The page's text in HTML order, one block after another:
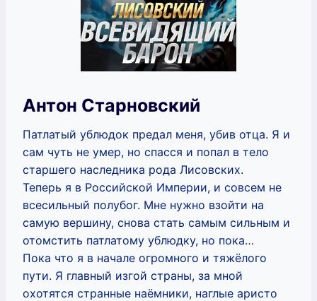
Антон Старновский
Патлатый ублюдок предал меня, убив отца. Я и
сам чуть не умер, но спасся и попал в тело
старшего наследника рода Лисовских.
Теперь я в Российской Империи, и совсем не
всесильный полубог. Мне нужно взойти на
самую вершину, снова стать самым сильным и
отомстить патлатому ублюдку, но пока…
Пока что я в начале огромного и тяжёлого
пути. Я главный изгой страны, за мной
охотятся странные наёмники, наглые аристо